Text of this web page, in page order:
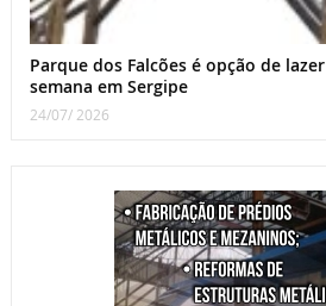
Parque dos Falcões é opção de
semana em Sergipe
24/07/ 2026